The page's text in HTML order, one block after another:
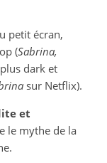
petit écran,
(Sabrina,
dark et
sur Netflix).
et
le mythe de la